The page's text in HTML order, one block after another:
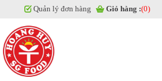
Quản lý đơn hàng Giỏ hàng :(0)